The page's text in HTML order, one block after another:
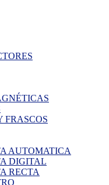
FRASCOS
AUTOMATICA
DIGITAL
RECTA